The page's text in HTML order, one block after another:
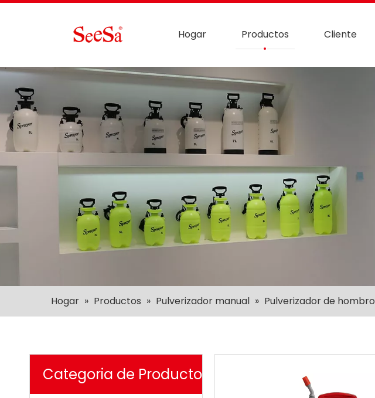
Hogar Productos Cliente
Hogar » Productos » Pulverizador manual » Pulverizador de hombro
Categoria de Producto